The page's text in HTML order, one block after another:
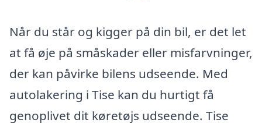
Når du står og kigger på din bil, er det let
at få øje på småskader eller misfarvninger,
der kan påvirke bilens udseende. Med
autolakering i Tise kan du hurtigt få
genoplivet dit køretøjs udseende. Tise